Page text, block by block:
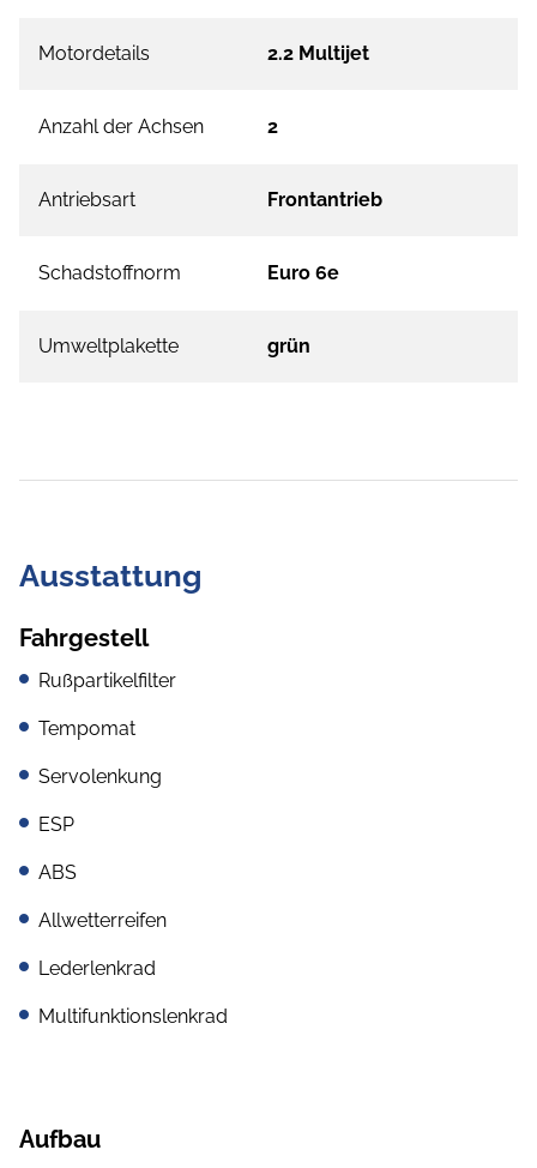
Motordetails 2.2 Multijet
Anzahl der Achsen 2
Antriebsart Frontantrieb
Schadstoffnorm Euro 6e
Umweltplakette grün
Ausstattung
Fahrgestell
Rußpartikelfilter
Tempomat
Servolenkung
ESP
ABS
Allwetterreifen
Lederlenkrad
Multifunktionslenkrad
Aufbau